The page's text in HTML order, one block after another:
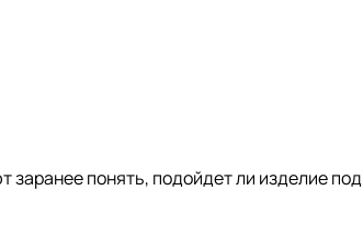
понять, подойдет ли изделие под